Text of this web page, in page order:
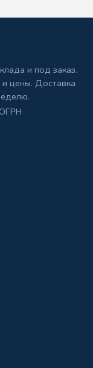
и под заказ.
цены. Доставка